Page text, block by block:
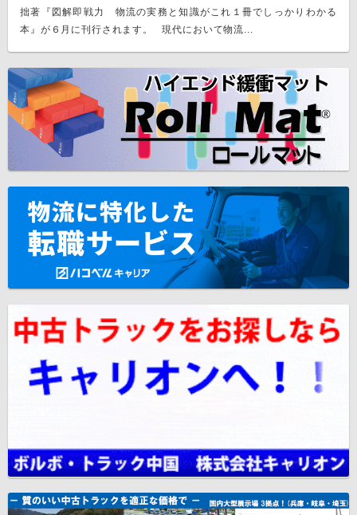
拙著『図解即戦力 物流の実務と知識がこれ１冊でしっかりわかる
本』が６月に刊行されます。 現代において物流...